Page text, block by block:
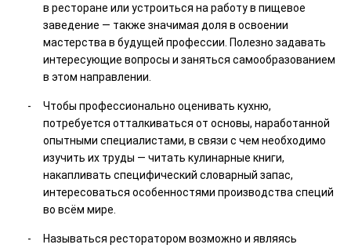
в ресторане или устроиться на работу в пищевое
заведение — также значимая доля в освоении
мастерства в будущей профессии. Полезно задавать
интересующие вопросы и заняться самообразованием
в этом направлении.
Чтобы профессионально оценивать кухню,
потребуется отталкиваться от основы, наработанной
опытными специалистами, в связи с чем необходимо
изучить их труды — читать кулинарные книги,
накапливать специфический словарный запас,
интересоваться особенностями производства специй
во всём мире.
Называться ресторатором возможно и являясь